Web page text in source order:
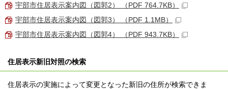
宇部市住居表示案内図（図郭2） （PDF 764.7KB）
宇部市住居表示案内図（図郭3） （PDF 1.1MB）
宇部市住居表示案内図（図郭4） （PDF 943.7KB）
住居表示新旧対照の検索
住居表示の実施によって変更となった新旧の住所が検索できま